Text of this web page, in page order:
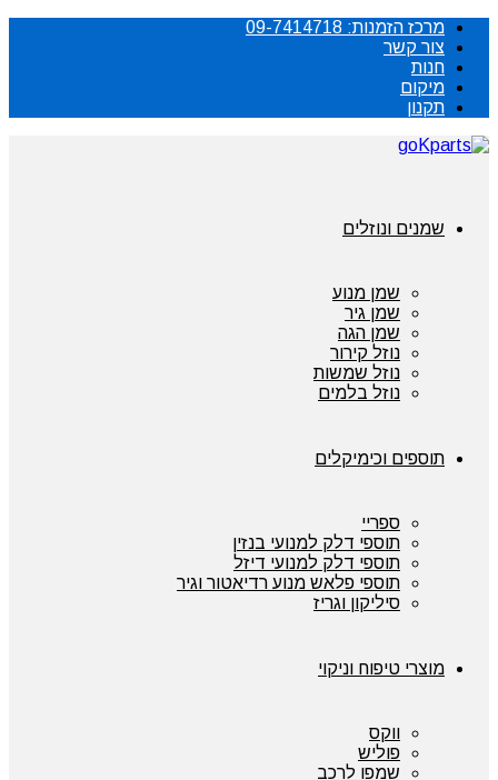
מרכז הזמנות: 09-7414718
צור קשר
חנות
מיקום
תקנון
שמנים ונוזלים
שמן מנוע
שמן גיר
שמן הגה
נוזל קירור
נוזל שמשות
נוזל בלמים
תוספים וכימיקלים
ספריי
תוספי דלק למנועי בנזין
תוספי דלק למנועי דיזל
תוספי פלאש מנוע רדיאטור וגיר
סיליקון וגריז
מוצרי טיפוח וניקוי
ווקס
פוליש
שמפו לרכב